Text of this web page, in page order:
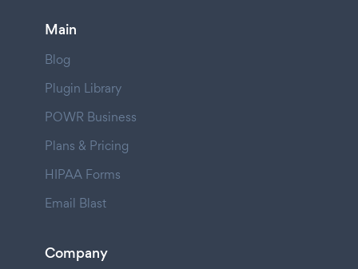
Main
Blog
Plugin Library
POWR Business
Plans & Pricing
HIPAA Forms
Email Blast
Company